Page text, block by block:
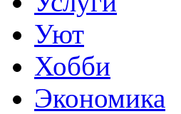
Уют
Хобби
Экономика